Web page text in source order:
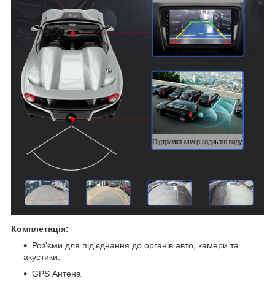
Комплетація:
Роз'єми для під'єднання до органів авто, камери та
акустики.
GPS Антена